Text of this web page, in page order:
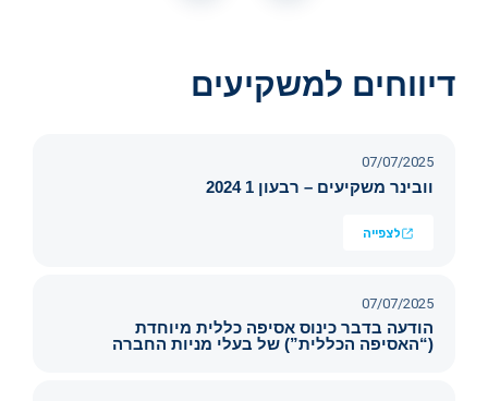
דיווחים למשקיעים
07/07/2025
וובינר משקיעים – רבעון 1 2024
לצפייה
07/07/2025
הודעה בדבר כינוס אסיפה כללית מיוחדת
(“האסיפה הכללית”) של בעלי מניות החברה